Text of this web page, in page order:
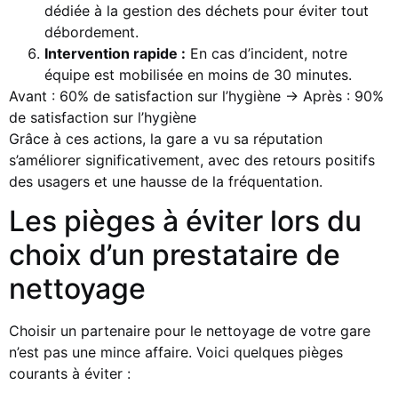
dédiée à la gestion des déchets pour éviter tout
débordement.
Intervention rapide : En cas d’incident, notre
équipe est mobilisée en moins de 30 minutes.
Avant : 60% de satisfaction sur l’hygiène → Après : 90%
de satisfaction sur l’hygiène
Grâce à ces actions, la gare a vu sa réputation
s’améliorer significativement, avec des retours positifs
des usagers et une hausse de la fréquentation.
Les pièges à éviter lors du
choix d’un prestataire de
nettoyage
Choisir un partenaire pour le nettoyage de votre gare
n’est pas une mince affaire. Voici quelques pièges
courants à éviter :